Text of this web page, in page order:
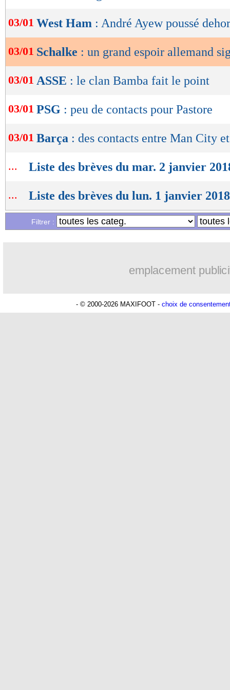
OK
03/01 West Ham : André Ayew poussé
03/01 Schalke : un grand espoir allemand
03/01 ASSE : le clan Bamba fait le point
03/01 PSG : peu de contacts pour Pastore
03/01 Barça : des contacts entre Man City
... Liste des brèves du mar. 2 janvier
... Liste des brèves du lun. 1 janvier 2018
Filtrer :
emplacement
- © 2000-2026 MAXIFOOT - choix de